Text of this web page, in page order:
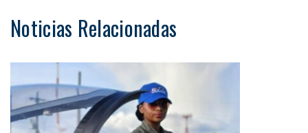
Noticias Relacionadas